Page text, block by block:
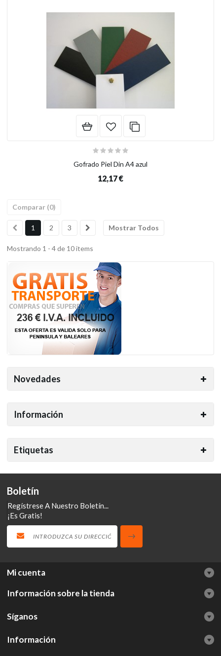
Gofrado Piel Din A4 azul
12,17 €
Comparar (0)
Mostrar Todos
1 2 3
Mostrando 1 - 4 de 10 items
Novedades
Información
Etiquetas
Boletín
Regístrese A Nuestro Boletín...
¡Es Gratis!
Mi cuenta
Información sobre la tienda
Síganos
Información